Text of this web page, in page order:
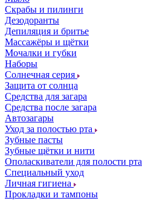
Скрабы и пилинги
Дезодоранты
Депиляция и бритье
Массажёры и щётки
Мочалки и губки
Наборы
Солнечная серия
Защита от солнца
Средства для загара
Средства после загара
Автозагары
Уход за полостью рта
Зубные пасты
Зубные щётки и нити
Ополаскиватели для полости рта
Специальный уход
Личная гигиена
Прокладки и тампоны